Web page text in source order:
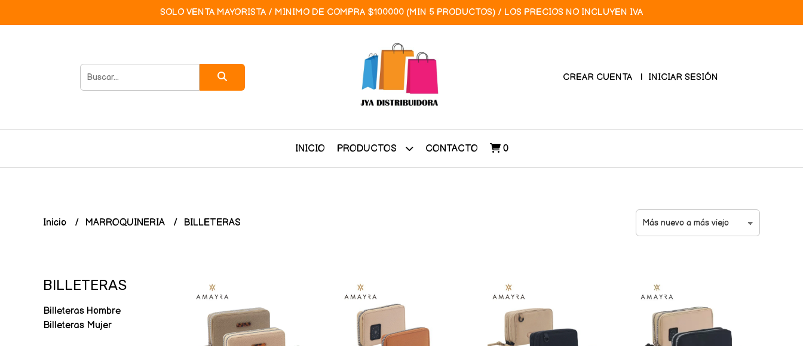
SOLO VENTA MAYORISTA / MINIMO DE COMPRA $100000 (MIN 5 PRODUCTOS) / LOS PRECIOS NO INCLUYEN IVA
CREAR CUENTA INICIAR SESIÓN
INICIO PRODUCTOS CONTACTO 0
Inicio MARROQUINERIA BILLETERAS
BILLETERAS
Billeteras Hombre
Billeteras Mujer